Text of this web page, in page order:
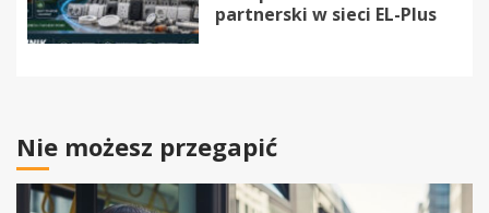
partnerski w sieci EL-Plus
Nie możesz przegapić